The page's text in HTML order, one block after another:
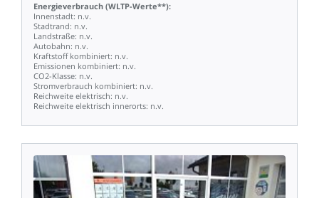
Energieverbrauch (WLTP-Werte**):
Innenstadt: n.v.
Stadtrand: n.v.
Landstraße: n.v.
Autobahn: n.v.
Kraftstoff kombiniert: n.v.
Emissionen kombiniert: n.v.
CO2-Klasse: n.v.
Stromverbrauch kombiniert: n.v.
Reichweite elektrisch: n.v.
Reichweite elektrisch innerorts: n.v.